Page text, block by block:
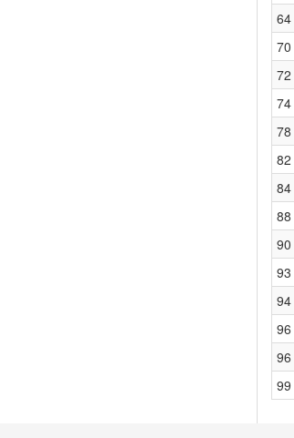
64
70
72
74
78
82
84
88
90
93
94
96
96
99